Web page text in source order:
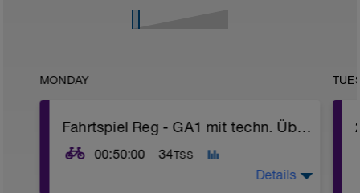
MONDAY
Fahrtspiel Reg - GA1 mit techn. Übungen
00:50:00 34TSS
Details